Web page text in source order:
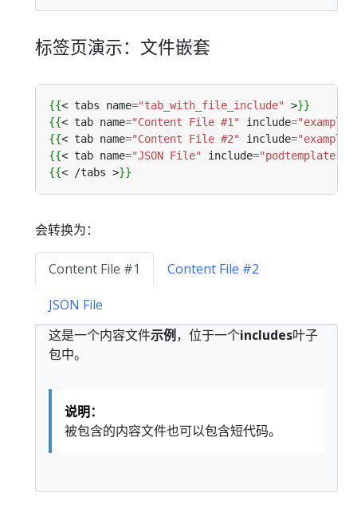
标签页演示：文件嵌套
{{< tabs name="tab_with_file_include" >}}
{{< tab name="Content File #1" include=
{{< tab name="Content File #2" include=
{{< tab name="JSON File" include="podtemplate"
{{< /tabs >}}
会转换为：
Content File #1 Content File #2
JSON File
这是一个内容文件示例 ，位于一个includes叶子
包中。
说明：
被包含的内容文件也可以包含短代码。